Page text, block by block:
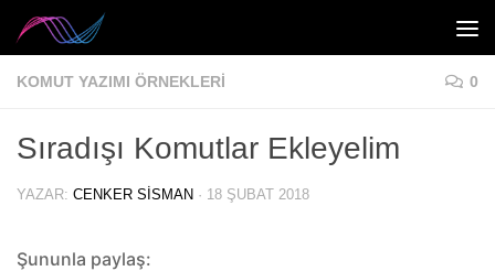
Skip to content
KOMUT YAZIMI ÖRNEKLERI 0
Sıradışı Komutlar Ekleyelim
YAZAR: CENKER SISMAN · 18 ŞUBAT 2018
Şununla paylaş: